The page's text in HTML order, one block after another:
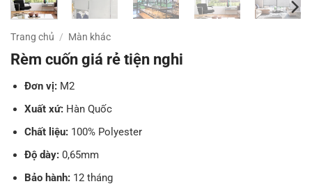
Trang chủ / Màn khác
Rèm cuốn giá rẻ tiện nghi
Đơn vị: M2
Xuất xứ:Hàn Quốc
Chất liệu:100% Polyester
Độ dày:0,65mm
Bảo hành:12 tháng